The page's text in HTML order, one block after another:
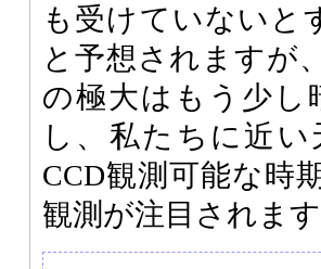
も受けていないと
と予想されますが
の極大はもう少
し、私たちに近
CCD観測可能な時
観測が注目されます